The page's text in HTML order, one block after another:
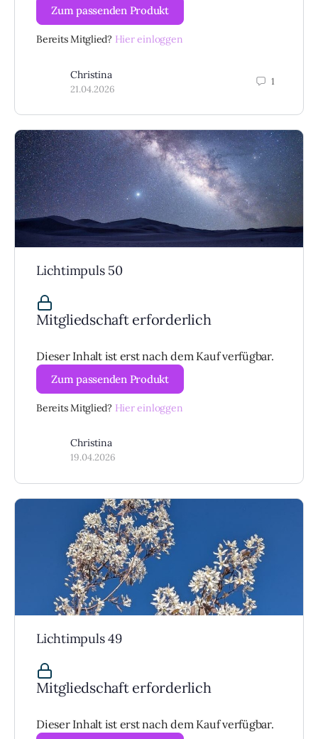
Zum passenden Produkt
Bereits Mitglied? Hier einloggen
Christina
21.04.2026
1
Lichtimpuls 50
Mitgliedschaft erforderlich
Dieser Inhalt ist erst nach dem Kauf verfügbar.
Zum passenden Produkt
Bereits Mitglied? Hier einloggen
Christina
19.04.2026
Lichtimpuls 49
Mitgliedschaft erforderlich
Dieser Inhalt ist erst nach dem Kauf verfügbar.